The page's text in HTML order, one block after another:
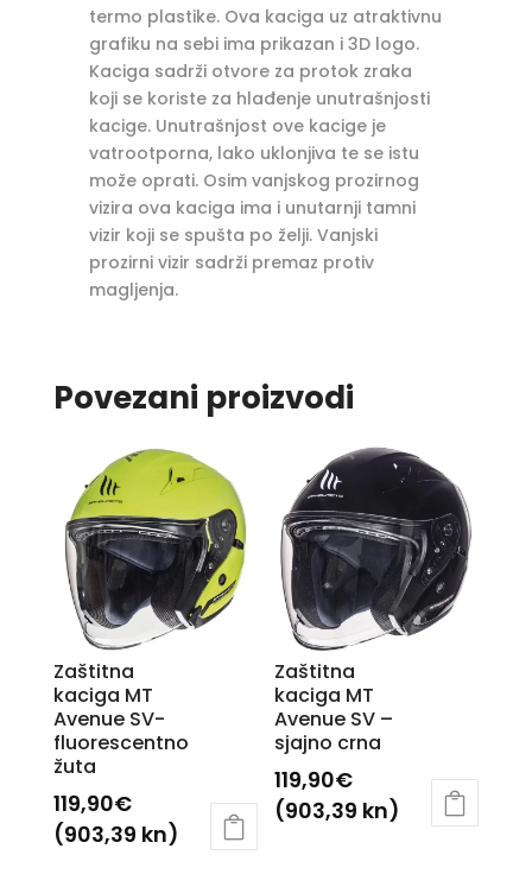
termo plastike. Ova kaciga uz atraktivnu
grafiku na sebi ima prikazan i 3D logo.
Kaciga sadrži otvore za protok zraka
koji se koriste za hlađenje unutrašnjosti
kacige. Unutrašnjost ove kacige je
vatrootporna, lako uklonjiva te se istu
može oprati. Osim vanjskog prozirnog
vizira ova kaciga ima i unutarnji tamni
vizir koji se spušta po želji. Vanjski
prozirni vizir sadrži premaz protiv
magljenja.
Povezani proizvodi
Zaštitna
kaciga MT
Avenue SV-
fluorescentno
žuta
119,90€
(903,39 kn)
Zaštitna
kaciga MT
Avenue SV –
sjajno crna
119,90€
(903,39 kn)